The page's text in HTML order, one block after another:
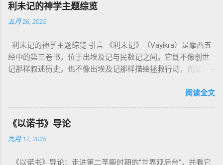
利未记的神学主题综览
五月 26, 2025
利未记的神学主题综览 引言 《利未记》（Vayikra）是摩西五
经中的第三卷书，位于出埃及记与民数记之间。它既不像创世
记那样叙述历史，也不像出埃及记那样描绘拯救行动，而是将
内容看似仪式化，《利未记》却揭示了 神的临在如何规范人类
为我耶和华你们的神是圣洁的。”（利未记19:2） 这节经文构成
整卷书的中心神学。希伯来文“קָדוֹשׁ”（kadosh）不仅意味着道
德上的圣洁，更意味着“分别出来”、“归属于神”。 《利未记》教
阅读全文
《以诺书》导论
九月 17, 2025
《以诺书》导论：走进第二圣殿时期的“世界观后台”，并看它